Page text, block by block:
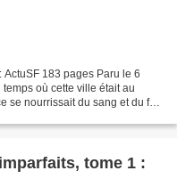
183 pages Paru le 6
où cette ville était au
se nourrissait du sang et du fer.
tome 1 :